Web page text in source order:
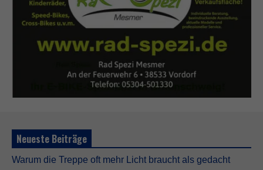
Neueste Beiträge
Warum die Treppe oft mehr Licht braucht als gedacht